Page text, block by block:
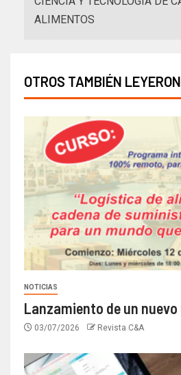
ALIMENTOS
OTROS TAMBIÉN LEYERON
NOTICIAS
Lanzamiento de un nuevo
03/07/2026 Revista C&A